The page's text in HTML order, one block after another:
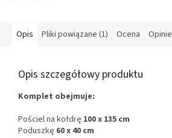
Opis Pliki powiązane (1) Ocena Opinie
Opis szczegółowy produktu
Komplet obejmuje:
Pościel na kołdrę 100 x 135 cm
Poduszkę 60 x 40 cm